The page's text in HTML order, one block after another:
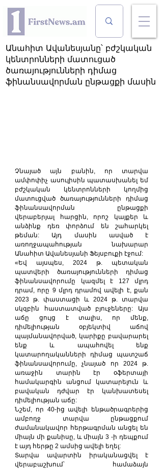
Անահիտ Ավանեսյանը՝ բժշկական
կենտրոնների մատուցած
ծառայությունների դիմաց
ֆինանսավորման ընթացքի մասին
Չնայած այն բանին, որ տարվա
ամփոփիչ ասուլիսին պատասխանել եմ
բժշկական կենտրոնների կողմից
մատուցված ծառայությունների դիմաց
ֆինանսավորման ընթացքի
վերաբերյալ հարցին, որոշ կայքեր և
անձինք դեռ փորձում են շահարկել
թեման: Այդ մասին ասված է
առողջապահության նախարար
Անահիտ Ավանեսյանի Ֆեյսբուքի էջում:
«Եվ այսպես, 2024 թ. պետական
պատվերի ծառայությունների դիմաց
ֆինանսավորումը կազմել է 127 մլրդ
դրամ, որը 9 մլրդ դրամով ավելի է, քան
2023 թ. փաստացի և 2024 թ. տարվա
սկզբին հաստատված բյուջեները: Այս
աճը ցույց է տալիս, որ մենք,
դիմելիության օբյեկտիվ աճով
պայմանավորված, կարիքը բավարարել
ենք և ապահովել ենք
կատարողականների դիմաց պատշաճ
ֆինանսավորումը, չնայած որ 2024 թ.
առաջին տարին էր օֆերտայի
համակարգին անցում կատարելուն և
բավական դժվար էր կանխատեսել
դիմելիության աճը:
Նշեմ, որ 40-ից ավելի ենթածրագրերից
ամբողջ տարվա ընթացքում
ժամանակավոր հերթագրման անցել են
միայն մի քանիսը, և միայն 3 -ի դեպքում
է այդ հերթը 2 ամսից ավելի եղել:
Տարվա ավարտին իրականացվել է
վերաբաշխում՝ համաձայն